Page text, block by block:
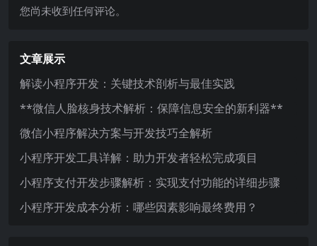
您尚未收到任何评论。
文章展示
解读小程序开发：关键技术剖析与最佳实践
**微信人脸核身技术解析：保障信息安全的新利器**
微信小程序解决方案与开发技巧全解析
小程序开发工具详解：助力开发者轻松完成项目
小程序支付开发步骤解析：实现支付功能的详细步骤
小程序开发成本分析：哪些因素影响最终费用？